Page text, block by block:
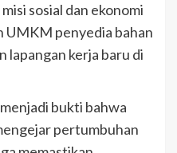
sosial dan ekonomi
UMKM penyedia bahan
lapangan kerja baru di
bukti bahwa
pertumbuhan